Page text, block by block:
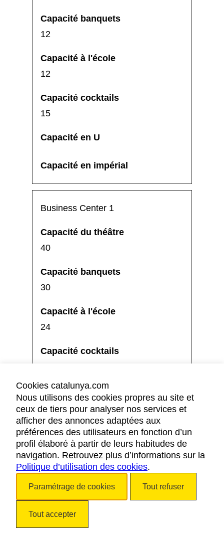
12
12
15
Business Center 1
40
30
24
Business Center 2
24
Cookies catalunya.com
Nous utilisons des cookies propres au site et
ceux de tiers pour analyser nos services et
afficher des annonces adaptées aux
préférences des utilisateurs en fonction d’un
profil élaboré à partir de leurs habitudes de
navigation. Retrouvez plus d’informations sur la
Politique d’utilisation des cookies.
Paramétrage de cookies Tout refuser
Tout accepter